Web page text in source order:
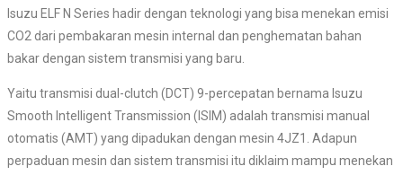
Isuzu ELF N Series hadir dengan teknologi yang bisa menekan emisi
CO2 dari pembakaran mesin internal dan penghematan bahan
bakar dengan sistem transmisi yang baru.
Yaitu transmisi dual-clutch (DCT) 9-percepatan bernama Isuzu
Smooth Intelligent Transmission (ISIM) adalah transmisi manual
otomatis (AMT) yang dipadukan dengan mesin 4JZ1. Adapun
perpaduan mesin dan sistem transmisi itu diklaim mampu menekan